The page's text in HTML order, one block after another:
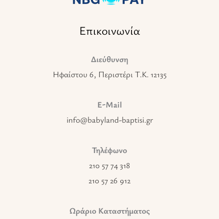
Επικοινωνία
Διεύθυνση
Ηφαίστου 6, Περιστέρι T.K. 12135
E-Mail
info@babyland-baptisi.gr
Τηλέφωνο
210 57 74 318
210 57 26 912
Ωράριο Καταστήματος